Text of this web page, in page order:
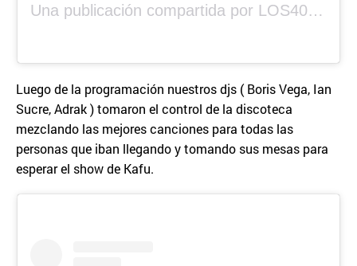
Una publicación compartida por LOS40 Panamá (@los40panama)
Luego de la programación nuestros djs ( Boris Vega, Ian
Sucre, Adrak ) tomaron el control de la discoteca
mezclando las mejores canciones para todas las
personas que iban llegando y tomando sus mesas para
esperar el show de Kafu.